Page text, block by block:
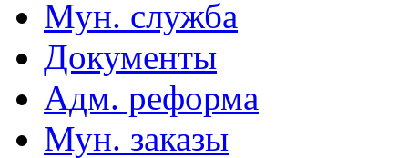
Мун. служба
Документы
Адм. реформа
Мун. заказы